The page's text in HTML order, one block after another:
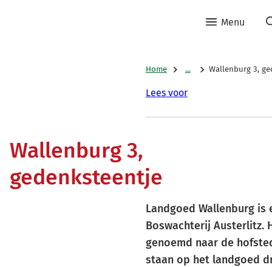
Menu
Home ... Wallenburg 3,
Lees voor
Wallenburg 3,
gedenksteentje
Landgoed Wallenburg is
Boswachterij Austerlitz.
genoemd naar de
staan op het landgoed